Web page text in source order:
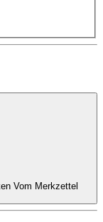
Vom Merkzettel